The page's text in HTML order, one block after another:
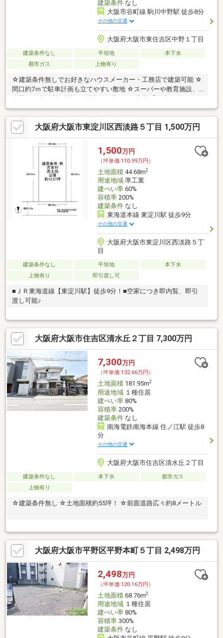
建築条件なし
大阪市谷町線 駒川中野駅 徒歩8分
その他の交通
大阪府大阪市東住吉区中野１丁目
建築条件なし 平坦地
本下水
都市ガス
上物有り
☆建築条件無しでお好きなハウスメーカー・工務店で建築可能 ☆
間口約7ｍで駐車計画も立てやすい敷地 ☆スーパーや教育施設、
大阪府大阪市東淀川区西淡路５丁目 1,500万円
1,500万円
（坪単価:110.99万円）
土地面積44.68m2
用途地域準工業
建ぺい率60%
容積率200%
建築条件なし
東海道本線 東淀川駅 徒歩9分
その他の交通
大阪府大阪市東淀川区西淡路５丁
目
建築条件なし 平坦地
本下水
上物有り
即引渡し可
■ＪＲ東海道線【東淀川駅】徒歩9分！■空家につき即内覧、即引
渡し可能♪
大阪府大阪市住吉区清水丘２丁目 7,300万円
7,300万円
（坪単価:132.66万円）
土地面積181.95m2
用途地域１種住居
建ぺい率80%
容積率200%
建築条件なし
南海電鉄南海本線 住ノ江駅 徒歩8
分
その他の交通
大阪府大阪市住吉区清水丘２丁目
建築条件なし 本下水
都市ガス
上物有り
☆建築条件無し ☆土地面積約55坪！ ☆前面道路広々約8メートル
大阪府大阪市平野区平野本町５丁目 2,498万円
2,498万円
（坪単価:120.16万円）
土地面積68.76m2
用途地域１種住居
建ぺい率80%
容積率300%
建築条件なし